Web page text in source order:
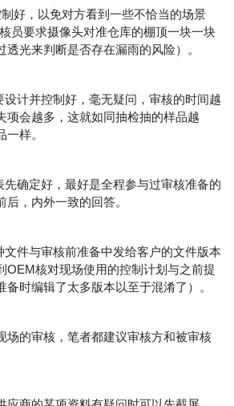
好，以免对方看到一些不恰当的场景
员要求摄像头对准仓库的棚顶一块一块
透光来判断是否存在漏雨的风险）。
计并控制好，毫无疑问，审核的时间越
项会越多，这就如同抽检抽的样品越
样。
确定好，最好是全程参与过审核准备的
后，内外一致的回答。
件与审核前准备中发给客户的文件版本
OEM核对现场使用的控制计划与之前提
时编辑了太多版本以至于混淆了）。
场的审核，笔者都建议审核方和被审核